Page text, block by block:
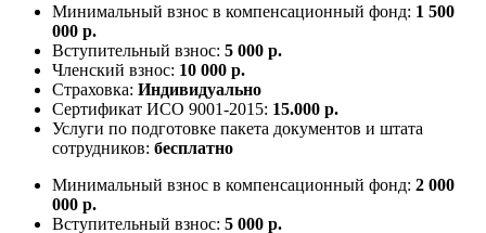
Минимальный взнос в компенсационный фонд: 1 500
000 р.
Вступительный взнос: 5 000 р.
Членский взнос: 10 000 р.
Страховка: Индивидуально
Сертификат ИСО 9001-2015: 15.000 р.
Услуги по подготовке пакета документов и штата
сотрудников: бесплатно
Минимальный взнос в компенсационный фонд: 2 000
000 р.
Вступительный взнос: 5 000 р.